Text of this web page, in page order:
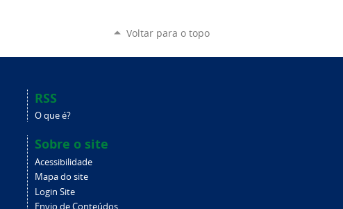
Voltar para o topo
RSS
O que é?
Sobre o site
Acessibilidade
Mapa do site
Login Site
Envio de Conteúdos